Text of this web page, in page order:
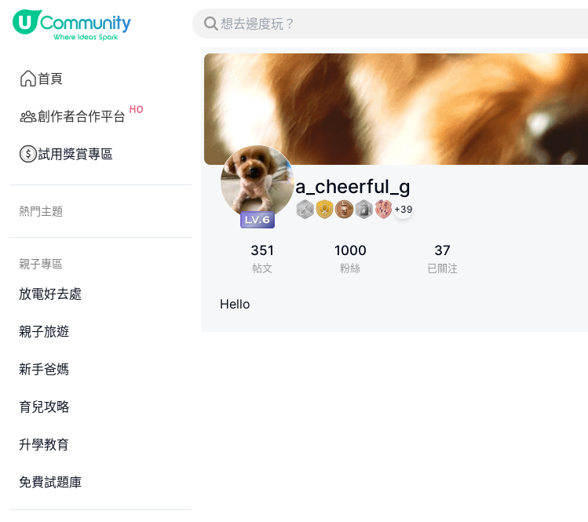
首頁
創作者合作平台
試用獎賞專區
熱門主題
親子專區
放電好去處
親子旅遊
新手爸媽
育兒攻略
升學教育
免費試題庫
a_cheerful_g
+39
351
帖文
1000
粉絲
37
已關注
Hello